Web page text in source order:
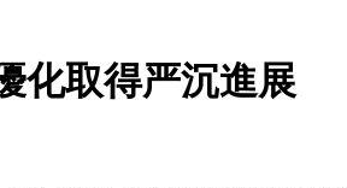
化取得严沉進展